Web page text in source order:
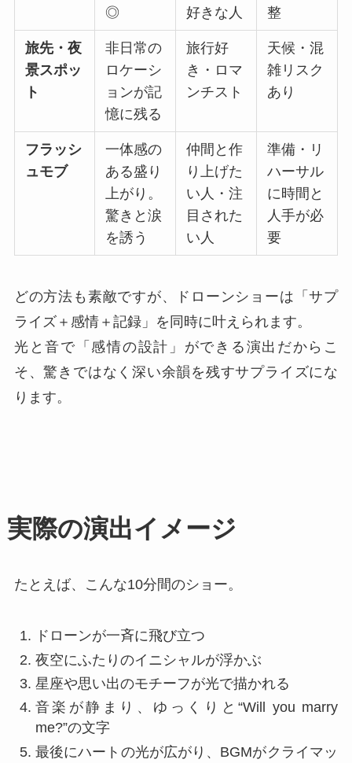
◎
好きな人
整
旅先・夜
景スポッ
ト
非日常の
ロケーシ
ョンが記
憶に残る
旅行好
き・ロマ
ンチスト
天候・混
雑リスク
あり
フラッシ
ュモブ
一体感の
ある盛り
上がり。
驚きと涙
を誘う
仲間と作
り上げた
い人・注
目された
い人
準備・リ
ハーサル
に時間と
人手が必
要
どの方法も素敵ですが、ドローンショーは「サプ
ライズ＋感情＋記録」を同時に叶えられます。
光と音で「感情の設計」ができる演出だからこ
そ、驚きではなく深い余韻を残すサプライズにな
ります。
実際の演出イメージ
たとえば、こんな10分間のショー。
ドローンが一斉に飛び立つ
夜空にふたりのイニシャルが浮かぶ
星座や思い出のモチーフが光で描かれる
音楽が静まり、ゆっくりと“Will you marry
me?”の文字
最後にハートの光が広がり、BGMがクライマッ